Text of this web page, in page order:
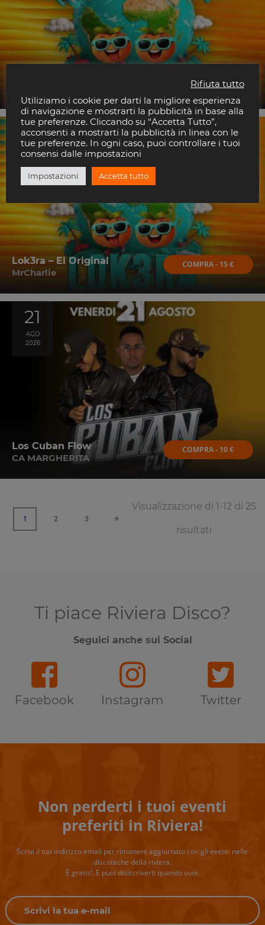
TERMINATO
21
AGO
2026
Lok3ra – El Original
MrCharlie
COMPRA - 15 €
21
AGO
2026
Los Cuban Flow
CA MARGHERITA
COMPRA - 10 €
1 2 3 →
Visualizzazione di 1-12 di 25
risultati
Ti piace Riviera Disco?
Seguici anche sui Social
Facebook Instagram Twitter
Non perderti i tuoi eventi
preferiti in Riviera!
Scrivi il tuo indirizzo email per rimanere aggiornato con gli eventi nelle
discoteche della riviera.
È gratis!. E puoi disiscriverti quando vuoi.
Rifiuta tutto
Utiliziamo i cookie per darti la migliore esperienza
di navigazione e mostrarti la pubblicità in base alla
tue preferenze. Cliccando su “Accetta Tutto”,
acconsenti a mostrarti la pubblicità in linea con le
tue preferenze. In ogni caso, puoi controllare i tuoi
consensi dalle impostazioni
Impostazioni Accetta tutto